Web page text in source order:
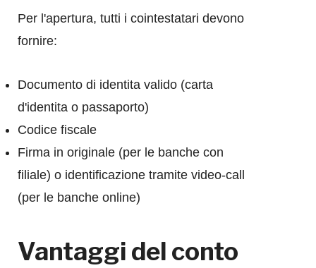
Per l'apertura, tutti i cointestatari devono
fornire:
Documento di identita valido (carta
d'identita o passaporto)
Codice fiscale
Firma in originale (per le banche con
filiale) o identificazione tramite video-call
(per le banche online)
Vantaggi del conto